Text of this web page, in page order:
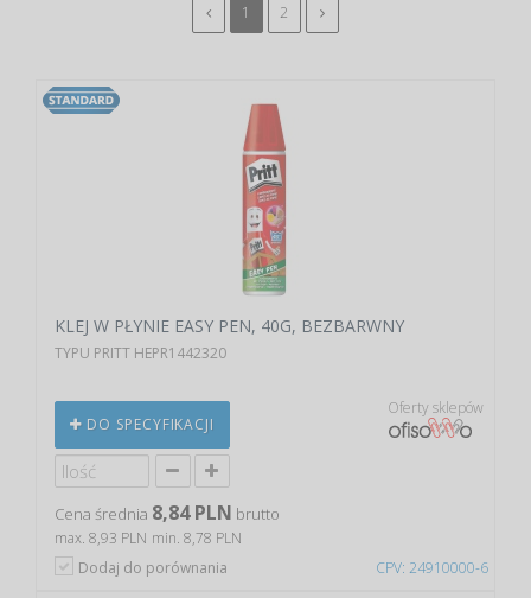
1 2
CPV: 24910000-6
KLEJ W PŁYNIE EASY PEN, 40G, BEZBARWNY
TYPU PRITT HEPR1442320
DO SPECYFIKACJI
Oferty sklepów
Cena średnia 8,84 PLN brutto
max. 8,93 PLN min. 8,78 PLN
Dodaj do porównania